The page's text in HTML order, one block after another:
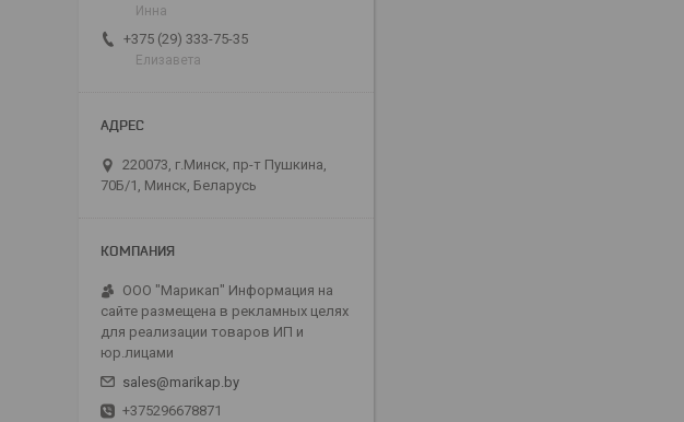
Инна
+375 (29) 333-75-35
Елизавета
220073, г.Минск, пр-т Пушкина,
70Б/1, Минск, Беларусь
ООО "Марикап" Информация на
сайте размещена в рекламных целях
для реализации товаров ИП и
юр.лицами
sales@marikap.by
+375296678871